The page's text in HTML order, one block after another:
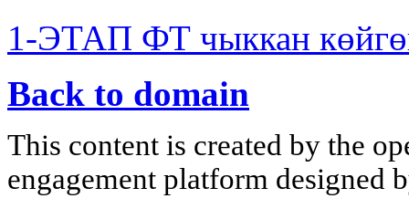
1-ЭТАП ФТ чыккан
Back to domain
This content is created by the
engagement platform designed